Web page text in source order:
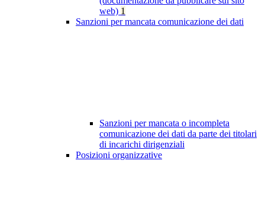
web) 1
Sanzioni per mancata comunicazione dei dati
Sanzioni per mancata o incompleta
comunicazione dei dati da parte dei titolari
di incarichi dirigenziali
Posizioni organizzative